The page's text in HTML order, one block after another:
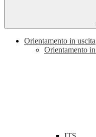
Orientamento in uscita
Orientamento